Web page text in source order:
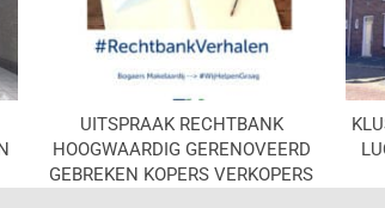
UITSPRAAK RECHTBANK
HOOGWAARDIG GERENOVEERD
GEBREKEN KOPERS VERKOPERS